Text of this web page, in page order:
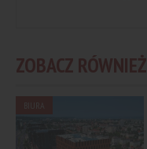
ZOBACZ RÓWNIEŻ